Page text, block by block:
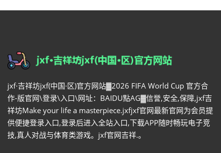
jxf·吉祥坊jxf(中国·区)官方网站▓2026 FIFA World Cup 官方合
作-版官网\登录\入口\网址：BAIDU點AG▓信誉,安全,保障,jxf吉
祥坊Make your life a masterpiece.jxfjxf官网最新官网为会员提
供便捷登录入口,登录后进入全站入口,下载APP随时畅玩电子竞
技,真人对战与体育类游戏。jxf官网吉祥.。